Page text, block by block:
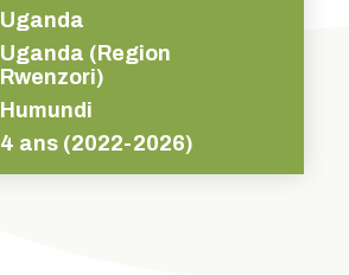
Uganda
Uganda (Region
Rwenzori)
Humundi
4 ans (2022-2026)